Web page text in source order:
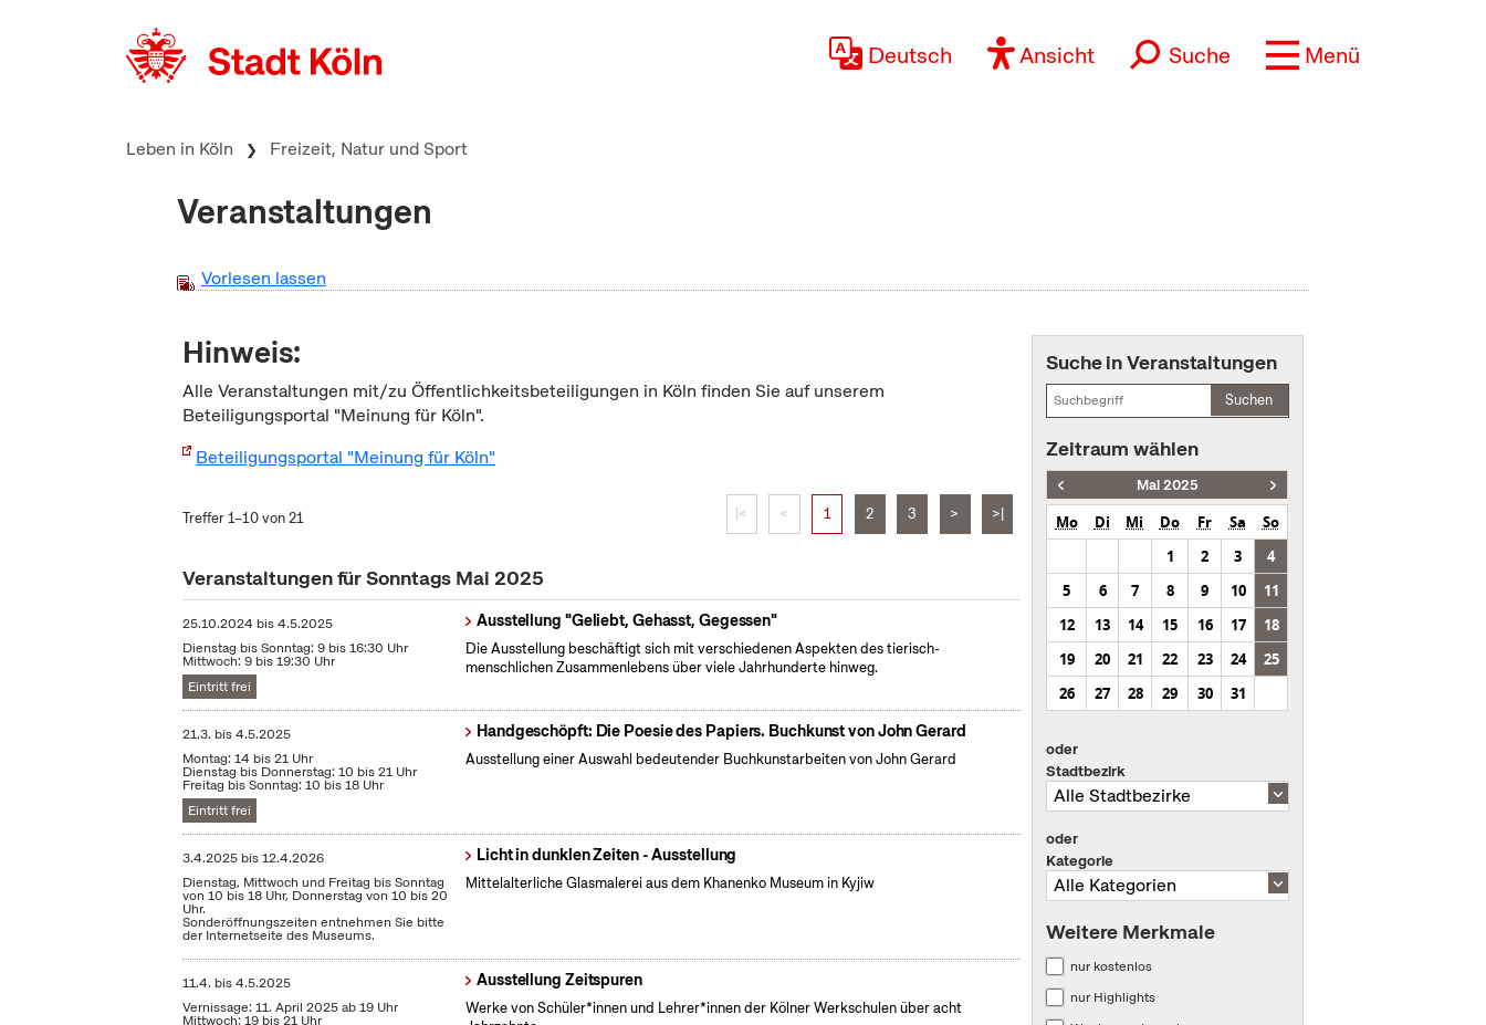
Deutsch Ansicht Suche Menü
Leben in Köln Freizeit, Natur und Sport
Veranstaltungen
Vorlesen lassen
Hinweis:
Alle Veranstaltungen mit/zu Öffentlichkeitsbeteiligungen in Köln finden Sie auf unserem
Beteiligungsportal "Meinung für Köln".
Beteiligungsportal "Meinung für Köln"
Treffer 1–10 von 21 |< < 1 2 3 > >|
Veranstaltungen für Sonntags Mai 2025
25.10.2024 bis4.5.2025
Dienstag bis Sonntag: 9 bis 16:30 Uhr
Mittwoch: 9 bis 19:30 Uhr
Eintritt frei
Ausstellung "Geliebt, Gehasst, Gegessen"
Die Ausstellung beschäftigt sich mit verschiedenen Aspekten des tierisch-
menschlichen Zusammenlebens über viele Jahrhunderte hinweg.
21.3. bis4.5.2025
Montag: 14 bis 21 Uhr
Dienstag bis Donnerstag: 10 bis 21 Uhr
Freitag bis Sonntag: 10 bis 18 Uhr
Eintritt frei
Handgeschöpft: Die Poesie des Papiers. Buchkunst von John Gerard
Ausstellung einer Auswahl bedeutender Buchkunstarbeiten von John Gerard
3.4.2025 bis12.4.2026
Dienstag, Mittwoch und Freitag bis Sonntag
von 10 bis 18 Uhr, Donnerstag von 10 bis 20
Uhr.
Sonderöffnungszeiten entnehmen Sie bitte
der Internetseite des Museums.
Licht in dunklen Zeiten - Ausstellung
Mittelalterliche Glasmalerei aus dem Khanenko Museum in Kyjiw
11.4. bis4.5.2025
Vernissage: 11. April 2025 ab 19 Uhr
Mittwoch: 19 bis 21 Uhr
Ausstellung Zeitspuren
Werke von Schüler*innen und Lehrer*innen der Kölner Werkschulen über acht
Suche in Veranstaltungen
Suchen
Zeitraum wählen
Mai 2025
Mo Di Mi Do Fr Sa
So
1
2 3
4
5
6 7 8 9 10
11
12
13 14 15 16 17
18
19
20 21 22 23 24
25
26
27 28 29 30 31
oder
Stadtbezirk
oder
Kategorie
Weitere Merkmale
nur kostenlos
nur Highlights